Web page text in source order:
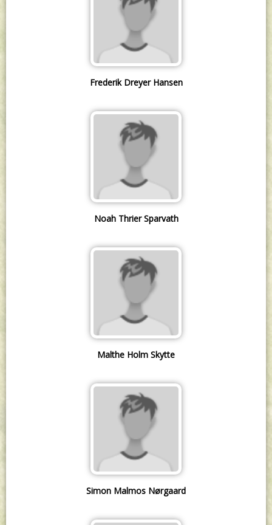
Frederik Dreyer Hansen
Noah Thrier Sparvath
Malthe Holm Skytte
Simon Malmos Nørgaard